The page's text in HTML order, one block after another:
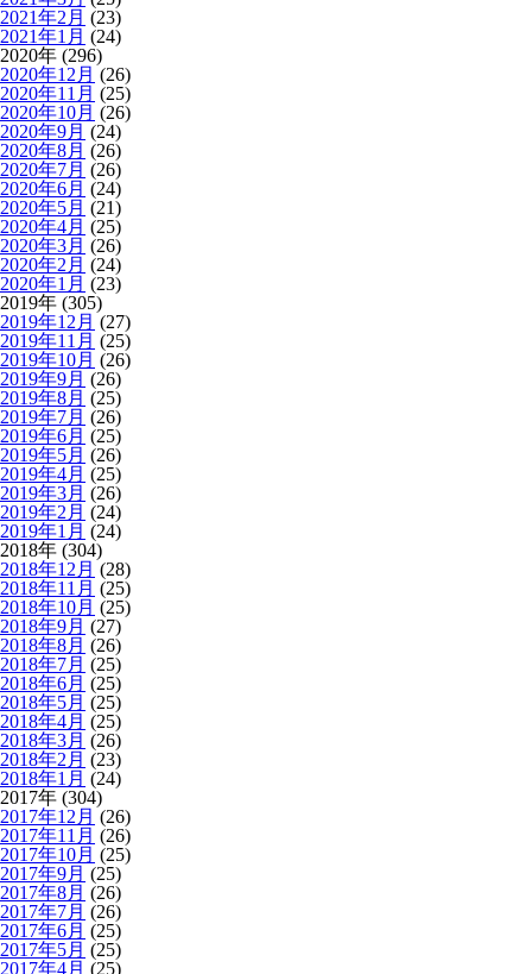
2021年2月 (23)
2021年1月 (24)
2020年 (296)
2020年12月 (26)
2020年11月 (25)
2020年10月 (26)
2020年9月 (24)
2020年8月 (26)
2020年7月 (26)
2020年6月 (24)
2020年5月 (21)
2020年4月 (25)
2020年3月 (26)
2020年2月 (24)
2020年1月 (23)
2019年 (305)
2019年12月 (27)
2019年11月 (25)
2019年10月 (26)
2019年9月 (26)
2019年8月 (25)
2019年7月 (26)
2019年6月 (25)
2019年5月 (26)
2019年4月 (25)
2019年3月 (26)
2019年2月 (24)
2019年1月 (24)
2018年 (304)
2018年12月 (28)
2018年11月 (25)
2018年10月 (25)
2018年9月 (27)
2018年8月 (26)
2018年7月 (25)
2018年6月 (25)
2018年5月 (25)
2018年4月 (25)
2018年3月 (26)
2018年2月 (23)
2018年1月 (24)
2017年 (304)
2017年12月 (26)
2017年11月 (26)
2017年10月 (25)
2017年9月 (25)
2017年8月 (26)
2017年7月 (26)
2017年6月 (25)
2017年5月 (25)
2017年4月 (25)